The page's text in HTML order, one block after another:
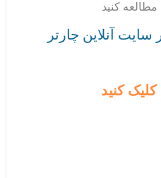
کنید
آنلاین چارتر
کلیک کنید